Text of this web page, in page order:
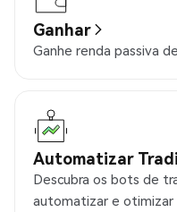
Ganhar
Ganhe renda passiva
Automatizar
Descubra os bots de
automatizar e otimizar